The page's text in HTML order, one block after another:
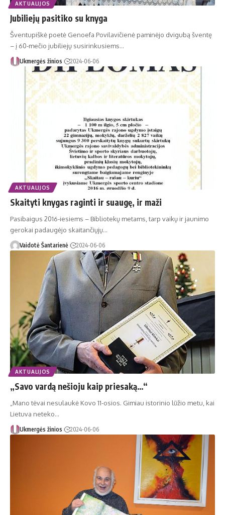
AKTUALIJOS
Jubiliejų pasitiko su knyga
Šventupiškė poetė Genoefa Povilavičienė paminėjo dvigubą šventę
– į 60-mečio jubiliejų susirinkusiems…
Ukmergės žinios 2024-06-06
AKTUALIJOS
Skaityti knygas raginti ir suaugę, ir maži
Pasibaigus 2016-iesiems – Bibliotekų metams, tarp vaikų ir jaunimo
gerokai padaugėjo skaitančiųjų…
Vaidotė Šantarienė 2024-06-06
AKTUALIJOS
„Savo vardą nešioju kaip priesaką…“
„Mano tėvai nesulaukė Kovo 11-osios. Gimiau istorinio lūžio metu, kai
Lietuva neteko…
Ukmergės žinios 2024-06-06